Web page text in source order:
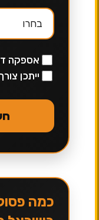
אספקה
ייתכן
כמה